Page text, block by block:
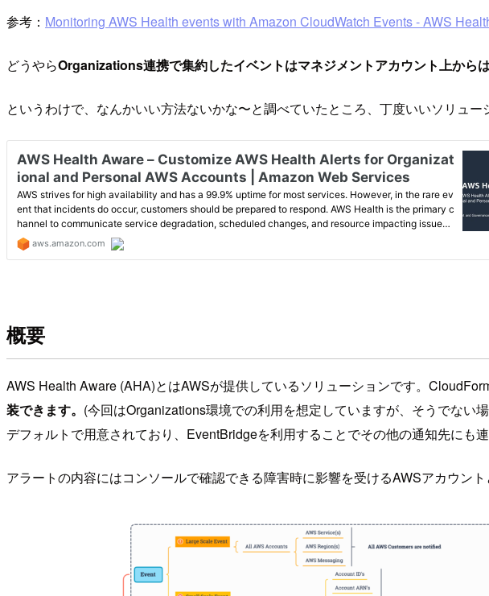
参考： Monitoring AWS Health events with Amazon CloudWatch Events - AWS
どうやらOrganizations連携で集約したイベントはマネジメントアカウント上から
というわけで、なんかいい方法ないかな〜と調べていたところ、丁度いいソリュ
概要
AWS Health Aware (AHA)とはAWSが提供しているソリューションです。
装できます。 (今回はOrganizations環境での利用を想定していますが、そうでない
デフォルトで用意されており、EventBridgeを利用することでその他の通知先にも連
アラートの内容にはコンソールで確認できる障害時に影響を受けるAWSアカウント